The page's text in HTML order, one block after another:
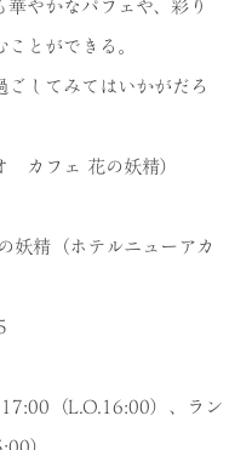
やかなパフェや、彩り
とができる。
してみてはいかがだろ
カフェ 花の妖精）
精（ホテルニューアカ
（L.O.16:00）、ラン